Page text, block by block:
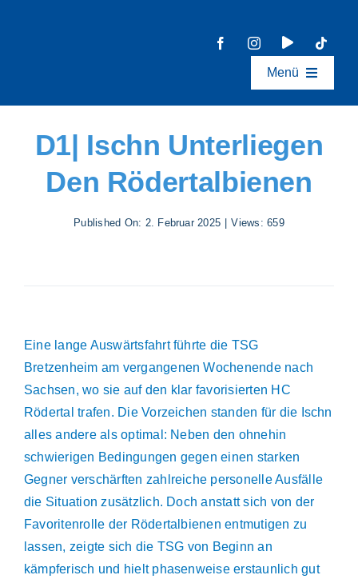
Menü
Verein
D1| Ischn Unterliegen
Den Rödertalbienen
Published On: 2. Februar 2025 Views: 659
Eine lange Auswärtsfahrt führte die TSG
Bretzenheim am vergangenen Wochenende nach
Sachsen, wo sie auf den klar favorisierten HC
Rödertal trafen. Die Vorzeichen standen für die Ischn
alles andere als optimal: Neben den ohnehin
schwierigen Bedingungen gegen einen starken
Gegner verschärften zahlreiche personelle Ausfälle
die Situation zusätzlich. Doch anstatt sich von der
Favoritenrolle der Rödertalbienen entmutigen zu
lassen, zeigte sich die TSG von Beginn an
kämpferisch und hielt phasenweise erstaunlich gut